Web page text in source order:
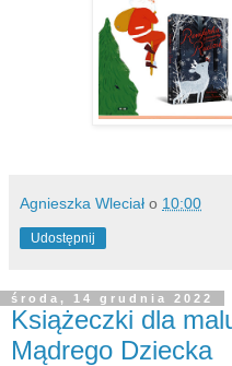
Agnieszka Wleciał o 10:00
Udostępnij
środa, 14 grudnia 2022
Książeczki dla
Mądrego Dziecka